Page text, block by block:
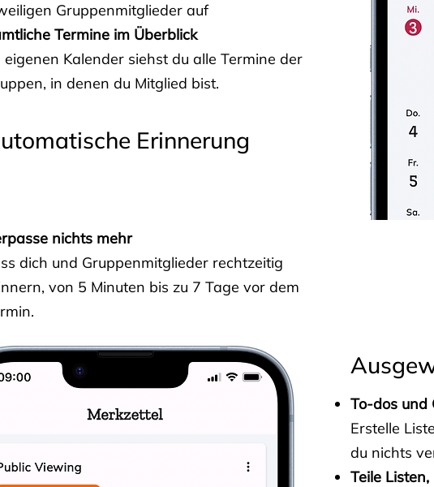
Gruppenmitglieder auf
Termine im Überblick
eigenen Kalender siehst du alle Termine der
in denen du Mitglied bist.
Erinnerung
nichts mehr
dich und Gruppenmitglieder rechtzeitig
von 5 Minuten bis zu 7 Tage vor dem
To-dos und
Erstelle
du nichts
Teile